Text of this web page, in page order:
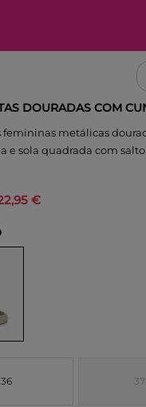
DOURADAS COM
femininas metálicas
e sola quadrada com
€
36 37